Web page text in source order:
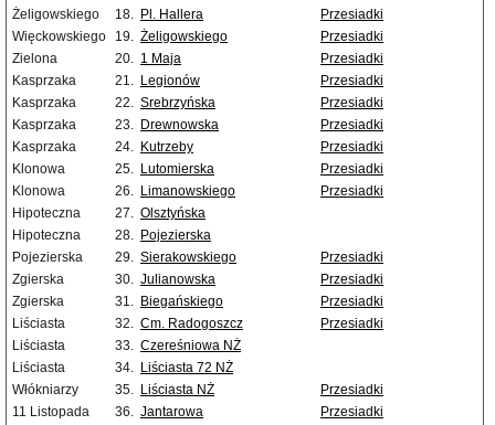
Żeligowskiego
18. Pl. Hallera
Przesiadki
Więckowskiego
19. Żeligowskiego
Przesiadki
Zielona
20. 1 Maja
Przesiadki
Kasprzaka
21. Legionów
Przesiadki
Kasprzaka
22. Srebrzyńska
Przesiadki
Kasprzaka
23. Drewnowska
Przesiadki
Kasprzaka
24. Kutrzeby
Przesiadki
Klonowa
25. Lutomierska
Przesiadki
Klonowa
26. Limanowskiego
Przesiadki
Hipoteczna
27. Olsztyńska
Hipoteczna
28. Pojezierska
Pojezierska
29. Sierakowskiego
Przesiadki
Zgierska
30. Julianowska
Przesiadki
Zgierska
31. Biegańskiego
Przesiadki
Liściasta
32. Cm. Radogoszcz
Przesiadki
Liściasta
33. Czereśniowa NŻ
Liściasta
34. Liściasta 72 NŻ
Włókniarzy
35. Liściasta NŻ
Przesiadki
11 Listopada
36. Jantarowa
Przesiadki